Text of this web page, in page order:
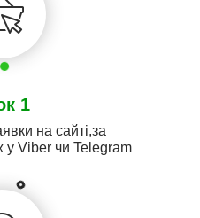
1
на сайті,за
Viber чи Telegram